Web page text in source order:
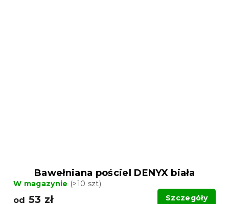
Bawełniana pościel DENYX biała
W magazynie (>10 szt)
od 53 zł Szczegóły